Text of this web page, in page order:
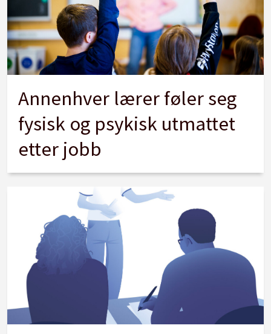
Annenhver lærer føler seg
fysisk og psykisk utmattet
etter jobb